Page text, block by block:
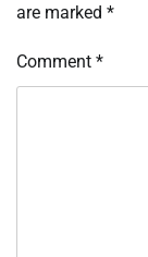
are marked *
Comment *